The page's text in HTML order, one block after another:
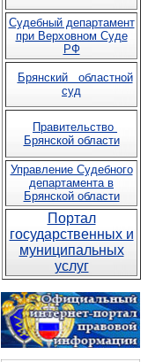
Судебный департамент
при Верховном Суде
РФ
Брянский областной
суд
Правительство
Брянской области
Управление Судебного
департамента в
Брянской области
Портал
государственных и
муниципальных
услуг